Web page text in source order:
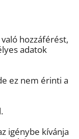
hozzáférést,
adatok
ez nem érinti a
igénybe kívánja